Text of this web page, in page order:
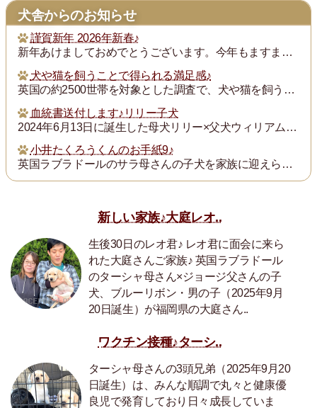
犬舎からのお知らせ
謹賀新年 2026年新春♪
新年あけましておめでとうございます。今年もますます御健勝のこととお慶び申し上げます。また昨年は格別のご厚誼にあずかり、厚く御礼申し上げます。
犬や猫を飼うことで得られる満足感♪
英国の約2500世帯を対象とした調査で、犬や猫を飼うことで得られる満足度は、年収が7万ポンド（約1300万円）増えるのと同じとされたそうです。犬猫を飼っている人...
血統書送付します♪リリー子犬
2024年6月13日に誕生した母犬リリー×父犬ウィリアム子犬のの血統書を飼い主の皆様にお送りいたします。
小井たくろうくんのお手紙9♪
英国ラブラドールのサラ母さんの子犬を家族に迎えられた三重県の小井様は、子犬を「たくろう」と名付け楽しく暮らしておられます。このたび小井様からお写真とお手紙をいた...
新しい家族♪大庭レオ..
生後30日のレオ君♪ レオ君に面会に来ら
れた大庭さんご家族♪ 英国ラブラドール
のターシャ母さん×ジョージ父さんの子
犬、ブルーリボン・男の子（2025年9月
20日誕生）が福岡県の大庭さん..
ワクチン接種♪ターシ..
ターシャ母さんの3頭兄弟（2025年9月20
日誕生）は、みんな順調で丸々と健康優
良児で発育しており日々成長していま